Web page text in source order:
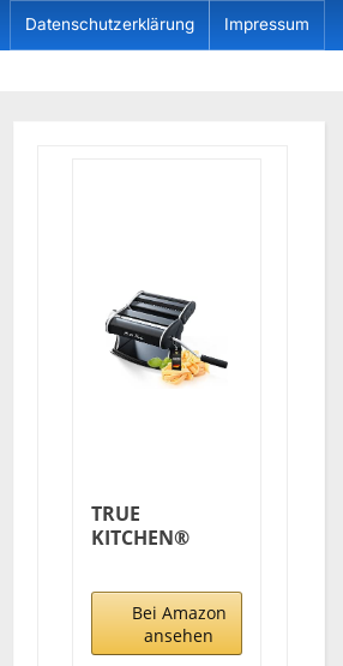
Datenschutzerklärung Impressum
TRUE
KITCHEN®
manuell Bella
Pasta schwarz
[PASTA
MASCHINE]
Bei Amazon
ansehen